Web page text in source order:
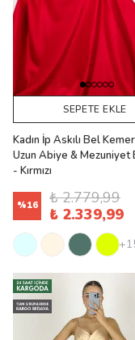
SEPETE EKLE
Kadın İp Askılı Bel
Uzun Abiye & Mezuniyet
- Kırmızı
%16
₺ 2.779,99
₺ 2.339,99